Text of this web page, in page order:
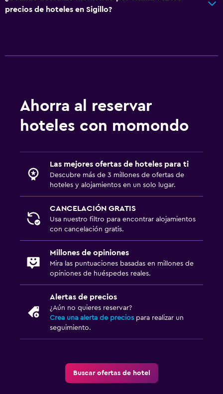
precios de hoteles en Sigillo?
Ahorra al reservar
hoteles con momondo
Las mejores ofertas de hoteles para ti
Descubre más de 3 millones de ofertas de
hoteles y alojamientos en un solo lugar.
CANCELACIÓN GRATIS
Usa nuestro filtro para encontrar alojamientos
con cancelación gratis.
Millones de opiniones
Mira las puntuaciones basadas en millones de
opiniones de huéspedes reales.
Alertas de precios
¿Aún no quieres reservar?
Crea una alerta de precios para realizar un
seguimiento.
Buscar ofertas de hotel